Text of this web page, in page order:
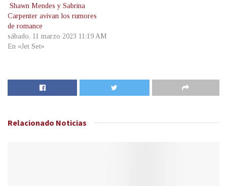
Shawn Mendes y Sabrina
Carpenter avivan los rumores
de romance
sábado, 11 marzo 2023 11:19 AM
En «Jet Set»
Relacionado Noticias